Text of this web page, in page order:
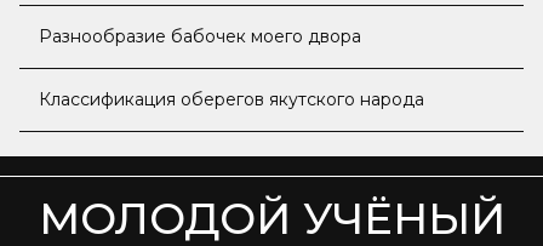
Разнообразие бабочек моего двора
Классификация оберегов якутского народа
МОЛОДОЙ УЧЁНЫЙ